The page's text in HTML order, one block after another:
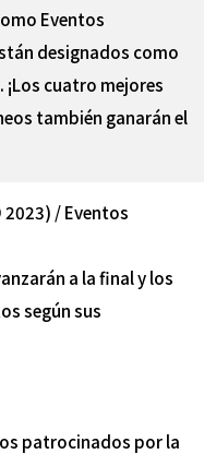
Eventos
designados como
¡Los cuatro mejores
también ganarán el
2023) / Eventos
a la final y los
según sus
patrocinados por la